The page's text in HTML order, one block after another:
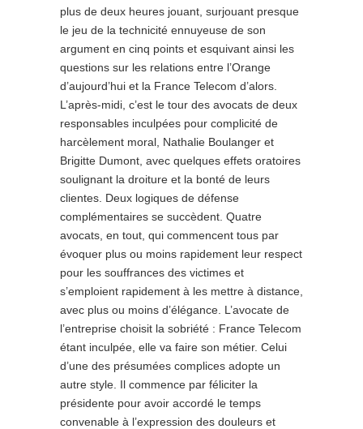
plus de deux heures jouant, surjouant presque
le jeu de la technicité ennuyeuse de son
argument en cinq points et esquivant ainsi les
questions sur les relations entre l’Orange
d’aujourd’hui et la France Telecom d’alors.
L’après-midi, c’est le tour des avocats de deux
responsables inculpées pour complicité de
harcèlement moral, Nathalie Boulanger et
Brigitte Dumont, avec quelques effets oratoires
soulignant la droiture et la bonté de leurs
clientes. Deux logiques de défense
complémentaires se succèdent. Quatre
avocats, en tout, qui commencent tous par
évoquer plus ou moins rapidement leur respect
pour les souffrances des victimes et
s’emploient rapidement à les mettre à distance,
avec plus ou moins d’élégance. L’avocate de
l’entreprise choisit la sobriété : France Telecom
étant inculpée, elle va faire son métier. Celui
d’une des présumées complices adopte un
autre style. Il commence par féliciter la
présidente pour avoir accordé le temps
convenable à l’expression des douleurs et